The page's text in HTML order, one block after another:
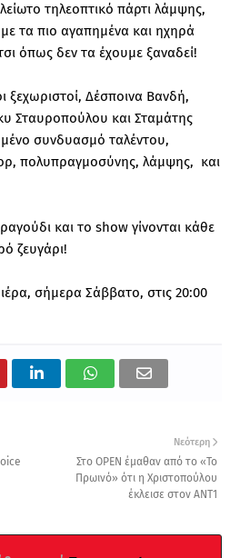
τηλεοπτικό πάρτι λάμψης,
τα πιο αγαπημένα και ηχηρά
όπως δεν τα έχουμε ξαναδεί!
ξεχωριστοί, Δέσποινα Βανδή,
Σταυροπούλου και Σταμάτης
συνδυασμό ταλέντου,
πολυπραγμοσύνης, λάμψης, και
και το show γίνονται κάθε
ζευγάρι!
σήμερα Σάββατο, στις 20:00
Νεότερη
Στο OPEN έμαθαν από το «Το
Πρωινό» ότι η Χριστοπούλου
έκλεισε στον ΑΝΤ1